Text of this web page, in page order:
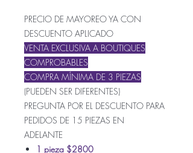
PRECIO DE MAYOREO YA CON
DESCUENTO APLICADO
VENTA EXCLUSIVA A BOUTIQUES
COMPROBABLES
COMPRA MÍNIMA DE 3 PIEZAS
(PUEDEN SER DIFERENTES)
PREGUNTA POR EL DESCUENTO PARA
PEDIDOS DE 15 PIEZAS EN
ADELANTE
1 pieza $2800